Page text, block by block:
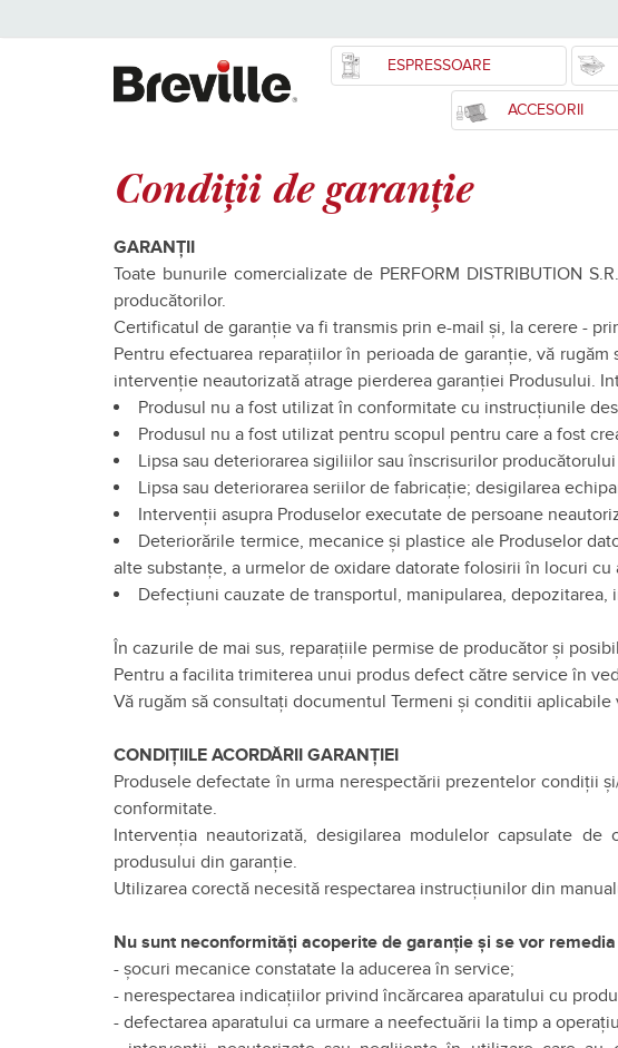
ESPRESSOARE
ACCESORII
Condiții de garanție
GARANȚII
Toate bunurile comercializate de PERFORM DISTRIBUTION
producătorilor.
Certificatul de garanție va fi transmis prin e-mail și, la cerere -
Pentru efectuarea reparațiilor în perioada de garanție, vă
intervenție neautorizată atrage pierderea garanției Produsului.
Produsul nu a fost utilizat în conformitate cu instrucţiunile
Produsul nu a fost utilizat pentru scopul pentru care a fost
Lipsa sau deteriorarea sigiliilor sau înscrisurilor
Lipsa sau deteriorarea seriilor de fabricaţie; desigilarea
Intervenţii asupra Produselor executate de persoane
Deteriorările termice, mecanice şi plastice ale Produselor
alte substanţe, a urmelor de oxidare datorate folosirii în locuri
Defecţiuni cauzate de transportul, manipularea,
În cazurile de mai sus, reparaţiile permise de producător şi
Pentru a facilita trimiterea unui produs defect către service în
Vă rugăm să consultați documentul Termeni și conditii
CONDIȚIILE ACORDĂRII GARANȚIEI
Produsele defectate în urma nerespectării prezentelor condiții
conformitate.
Intervenția neautorizată, desigilarea modulelor capsulate
produsului din garanție.
Utilizarea corectă necesită respectarea instrucțiunilor din
Nu sunt neconformități acoperite de garanție și se vor
- șocuri mecanice constatate la aducerea în service;
- nerespectarea indicațiilor privind încărcarea aparatului cu
- defectarea aparatului ca urmare a neefectuării la timp a